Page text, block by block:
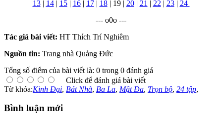
13| 14| 15| 16| 17| 18| 19 | 20| 21 | 22 | 23| 24
--- o0o ---
Tác giả bài viết: HT Thích Trí Nghiêm
Nguồn tin: Trang nhà Quảng Đức
Tổng số điểm của bài viết là: 0 trong 0 đánh giá
Click để đánh giá bài viết
Từ khóa:Kinh Đại, Bát Nhã, Ba La, Mật Đa, Trọn bộ, 24 tập,
Bình luận mới